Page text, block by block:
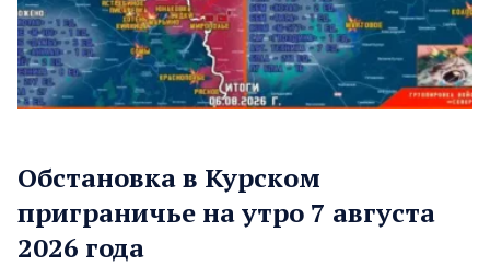
Обстановка в Курском
приграничье на утро 7 августа
2026 года